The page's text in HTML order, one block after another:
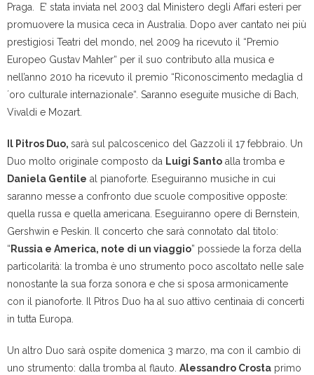
Praga. E’ stata inviata nel 2003 dal Ministero degli Affari esteri per
promuovere la musica ceca in Australia. Dopo aver cantato nei più
prestigiosi Teatri del mondo, nel 2009 ha ricevuto il “Premio
Europeo Gustav Mahler“ per il suo contributo alla musica e
nell’anno 2010 ha ricevuto il premio “Riconoscimento medaglia d
´oro culturale internazionale“. Saranno eseguite musiche di Bach,
Vivaldi e Mozart.
Il Pitros Duo, sarà sul palcoscenico del Gazzoli il 17 febbraio . Un
Duo molto originale composto da Luigi Santo alla tromba e
Daniela Gentile al pianoforte. Eseguiranno musiche in cui
saranno messe a confronto due scuole compositive opposte:
quella russa e quella americana. Eseguiranno opere di Bernstein,
Gershwin e Peskin. Il concerto che sarà connotato dal titolo:
“ Russia e America, note di un viaggio” possiede la forza della
particolarità: la tromba è uno strumento poco ascoltato nelle sale
nonostante la sua forza sonora e che si sposa armonicamente
con il pianoforte. Il Pitros Duo ha al suo attivo centinaia di concerti
in tutta Europa.
Un altro Duo sarà ospite domenica 3 marzo , ma con il cambio di
uno strumento: dalla tromba al flauto. Alessandro Crosta primo